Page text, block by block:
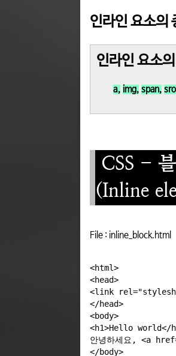
인라인 요소의
인라인 요소
a, img, span,
CSS -
(Inline
File : inline_block.html
<html>
<head>
<link
</head>
<body>
<h1>Hello world</
안녕하세요, <a
</body>